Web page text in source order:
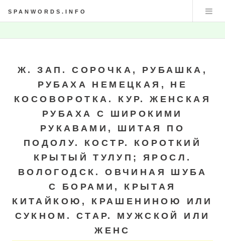
SPANWORDS.INFO
Ж. ЗАП. СОРОЧКА, РУБАШКА,
РУБАХА НЕМЕЦКАЯ, НЕ
КОСОВОРОТКА. КУР. ЖЕНСКАЯ
РУБАХА С ШИРОКИМИ
РУКАВАМИ, ШИТАЯ ПО
ПОДОЛУ. КОСТР. КОРОТКИЙ
КРЫТЫЙ ТУЛУП; ЯРОСЛ.
ВОЛОГОДСК. ОВЧИНАЯ ШУБА
С БОРАМИ, КРЫТАЯ
КИТАЙКОЮ, КРАШЕНИНОЮ ИЛИ
СУКНОМ. СТАР. МУЖСКОЙ ИЛИ
ЖЕНС